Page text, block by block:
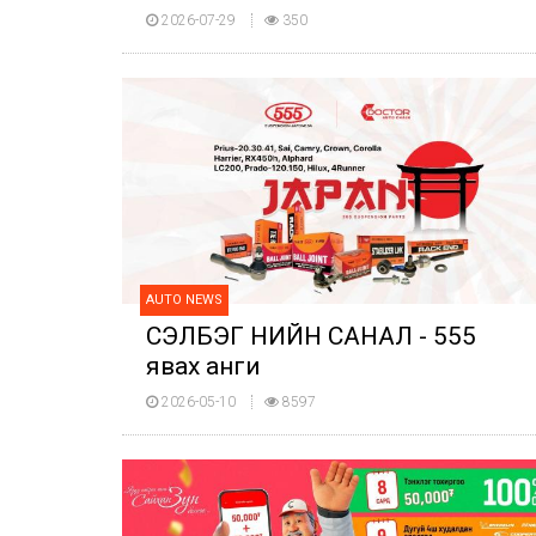
2026-07-29 350
AUTO NEWS
СЭЛБЭГ ҮНИЙН САНАЛ - 555
явах анги
2026-05-10 8597